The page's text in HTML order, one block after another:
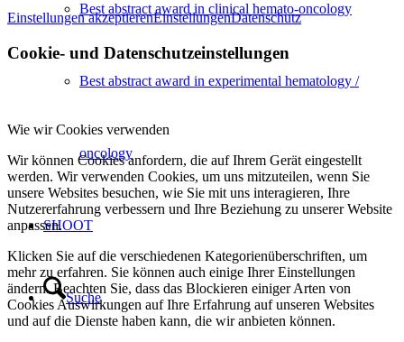
Best abstract award in clinical hemato-oncology
Best abstract award in experimental hematology /
oncology
SHOOT
Suche
Einstellungen akzeptierenEinstellungenDatenschutz
Cookie- und Datenschutzeinstellungen
Wie wir Cookies verwenden
Wir können Cookies anfordern, die auf Ihrem Gerät eingestellt
werden. Wir verwenden Cookies, um uns mitzuteilen, wenn Sie
unsere Websites besuchen, wie Sie mit uns interagieren, Ihre
Nutzererfahrung verbessern und Ihre Beziehung zu unserer Website
anpassen.
Klicken Sie auf die verschiedenen Kategorienüberschriften, um
mehr zu erfahren. Sie können auch einige Ihrer Einstellungen
ändern. Beachten Sie, dass das Blockieren einiger Arten von
Cookies Auswirkungen auf Ihre Erfahrung auf unseren Websites
und auf die Dienste haben kann, die wir anbieten können.